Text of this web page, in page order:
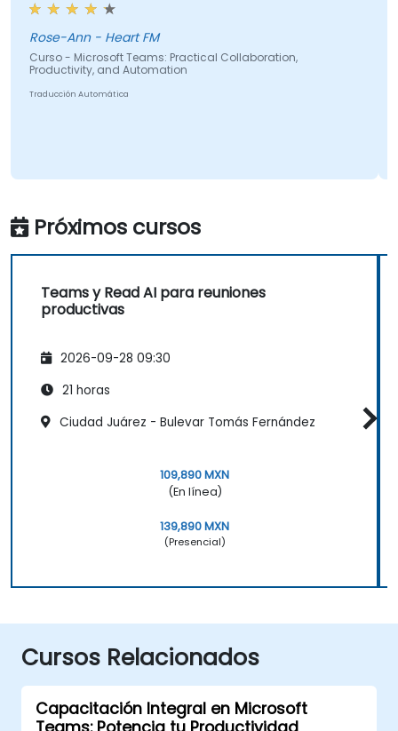
Rose-Ann - Heart FM
Curso - Microsoft Teams: Practical Collaboration,
Productivity, and Automation
Traducción Automática
Próximos cursos
Teams y Read AI para reuniones
productivas
2026-09-28 09:30
21 horas
Ciudad Juárez - Bulevar Tomás Fernández
109,890 MXN
(En línea)
139,890 MXN
(Presencial)
Cursos Relacionados
Capacitación Integral en Microsoft